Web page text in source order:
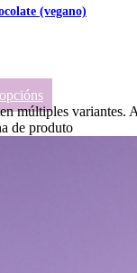
(vegano)
múltiples variantes.
de produto